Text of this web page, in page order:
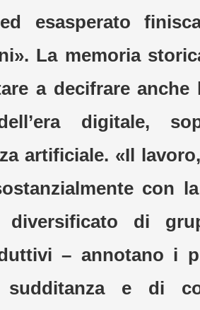
esasperato
La memoria
a decifrare anche
digitale,
artificiale. «Il
con
diversificato di
– annotano i
e di